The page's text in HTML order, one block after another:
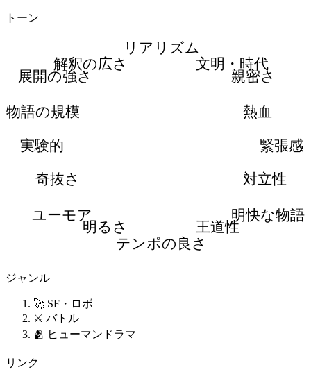
トーン
リアリズム
文明・時代
親密さ
熱血
緊張感
対立性
明快な物語
王道性
テンポの良さ
明るさ
ユーモア
奇抜さ
実験的
物語の規模
展開の強さ
解釈の広さ
ジャンル
🚀 SF・ロボ
⚔️ バトル
🫂 ヒューマンドラマ
リンク